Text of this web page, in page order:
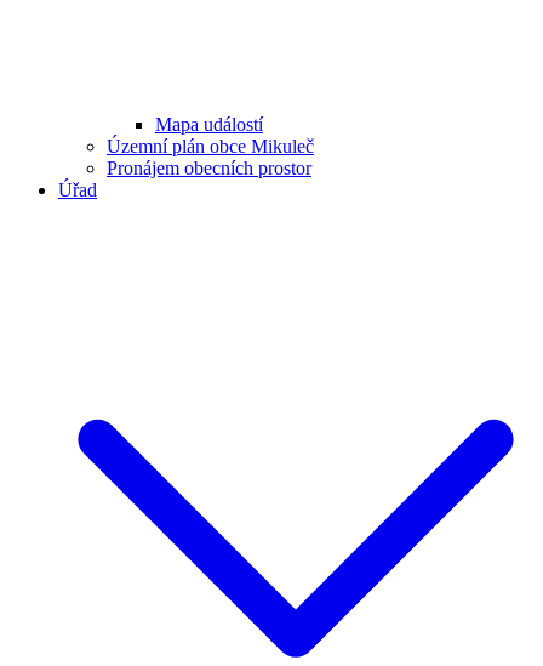
Mapa událostí
Územní plán obce Mikuleč
Pronájem obecních prostor
Úřad